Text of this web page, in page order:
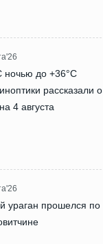
ночью до +36°С
рассказали о
4 августа
ураган прошелся по